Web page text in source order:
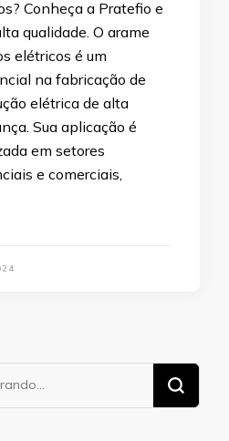
Conheça a Pratefio e
qualidade. O arame
elétricos é um
na fabricação de
elétrica de alta
Sua aplicação é
em setores
e comerciais,